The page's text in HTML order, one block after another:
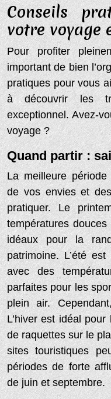
Conseils
votre voyage
Pour profiter
important de bien
pratiques pour vous
à découvrir les
exceptionnel. Avez-
voyage ?
Quand partir :
La meilleure
de vos envies et
pratiquer. Le
températures
idéaux pour la
patrimoine. L’été
avec des
parfaites pour les
plein air.
L’hiver est idéal
de raquettes sur le
sites touristiques
périodes de forte
de juin et septembre.